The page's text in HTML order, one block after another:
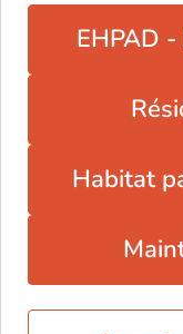
Saint-Max
Varangéville
EHPAD
Habitat